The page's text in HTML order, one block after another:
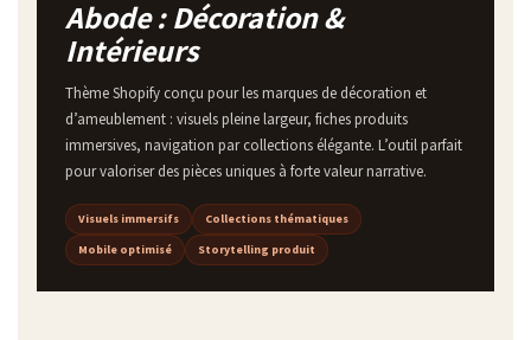
Abode : Décoration &
Intérieurs
Thème Shopify conçu pour les marques de décoration et
d’ameublement : visuels pleine largeur, fiches produits
immersives, navigation par collections élégante. L’outil parfait
pour valoriser des pièces uniques à forte valeur narrative.
Visuels immersifs
Collections thématiques
Mobile optimisé
Storytelling produit